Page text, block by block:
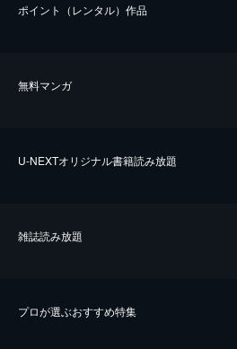
ポイント（レンタル）作品
無料マンガ
U-NEXTオリジナル書籍読み放題
雑誌読み放題
プロが選ぶおすすめ特集